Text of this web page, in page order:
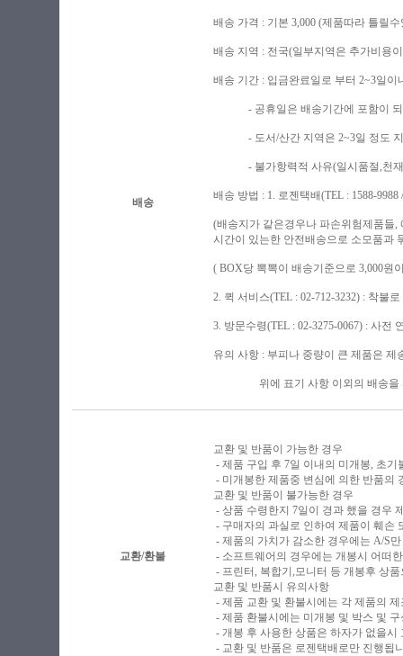
배송
배송 가격 : 기본 3,000 (제품따라 틀릴
배송 지역 : 전국(일부지역은 추가비용
배송 기간 : 입금완료일로 부터 2~3일이
- 공휴일은 배송기간에 포함이 되
- 도서/산간 지역은 2~3일 정도 지
- 불가항력적 사유(일시품절,천재
배송 방법 : 1. 로젠택배(TEL : 1588-9988
(배송지가 같은경우나 파손위험제품들
시간이 있는한 안전배송으로 소모품과
( BOX당 뽁뽁이 배송기준으로 3,000원
2. 퀵 서비스(TEL : 02-712-3232) : 착불
3. 방문수령(TEL : 02-3275-0067) : 사전
유의 사항 : 부피나 중량이 큰 제품은
위에 표기 사항 이외의 배송을 원
교환/환불
교환 및 반품이 가능한 경우
- 제품 구입 후 7일 이내의 미개봉, 초
- 미개봉한 제품중 변심에 의한 반품의
교환 및 반품이 불가능한 경우
- 상품 수령한지 7일이 경과 했을 경우
- 구매자의 과실로 인하여 제품이 훼손
- 제품의 가치가 감소한 경우에는 A/S
- 소프트웨어의 경우에는 개봉시 어떠
- 프린터, 복합기,모니터 등 개봉후 상
교환 및 반품시 유의사항
- 제품 교환 및 환불시에는 각 제품의
- 제품 환불시에는 미개봉 및 박스 및
- 개봉 후 사용한 상품은 하자가 없을
- 교환 및 반품은 로젠택배로만 진행됩